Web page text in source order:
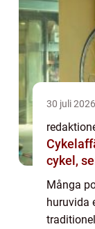
30 juli 2026
Cykelaffär i
cykel,
Många
huruvida